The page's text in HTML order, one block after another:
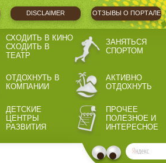
DISCLAIMER ОТЗЫВЫ О ПОРТАЛЕ
СХОДИТЬ В КИНО
СХОДИТЬ В
ТЕАТР
ЗАНЯТЬСЯ
СПОРТОМ
ОТДОХНУТЬ В
КОМПАНИИ
АКТИВНО
ОТДОХНУТЬ
ДЕТСКИЕ
ЦЕНТРЫ
РАЗВИТИЯ
ПРОЧЕЕ
ПОЛЕЗНОЕ И
ИНТЕРЕСНОЕ